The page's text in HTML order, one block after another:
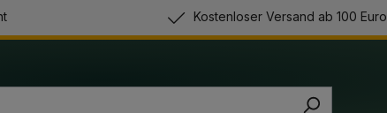
Kostenloser Versand ab 100 Euro